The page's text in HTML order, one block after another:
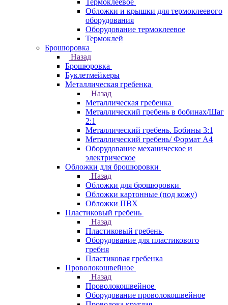
Термоклеевое
Обложки и крышки для термоклеевого
оборудования
Оборудование термоклеевое
Термоклей
Брошюровка
Назад
Брошюровка
Буклетмейкеры
Металлическая гребенка
Назад
Металлическая гребенка
Металлический гребень в бобинах/Шаг
2:1
Металлический гребень. Бобины 3:1
Металлический гребень/ Формат А4
Оборудование механическое и
электрическое
Обложки для брошюровки
Назад
Обложки для брошюровки
Обложки картонные (под кожу)
Обложки ПВХ
Пластиковый гребень
Назад
Пластиковый гребень
Оборудование для пластикового
гребня
Пластиковая гребенка
Проволокошвейное
Назад
Проволокошвейное
Оборудование проволокошвейное